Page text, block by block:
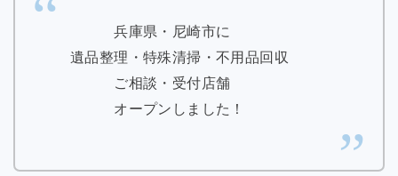
兵庫県・尼崎市に
遺品整理・特殊清掃・不用品回収
ご相談・受付店舗
オープンしました！